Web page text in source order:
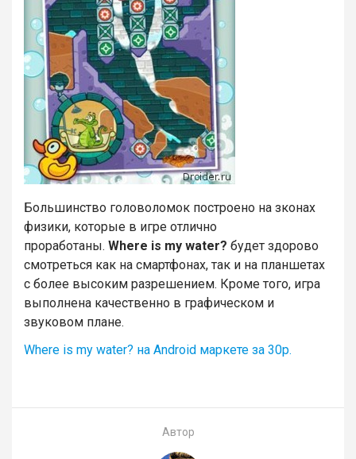
Большинство головоломок построено на зконах
физики, которые в игре отлично
проработаны. Where is my water? будет здорово
смотреться как на смартфонах, так и на планшетах
с более высоким разрешением. Кроме того, игра
выполнена качественно в графическом и
звуковом плане.
Where is my water? на Android маркете за 30р.
Автор